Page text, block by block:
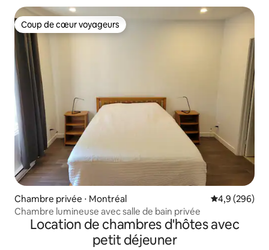
Coup de cœur voyageurs
Coup de cœur voyageurs
Chambre privée ⋅ Montréal Évaluation
4,9 (296)
Chambre lumineuse avec salle de bain privée
Location de chambres d'hôtes avec
petit déjeuner